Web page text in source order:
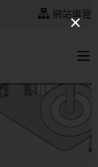
網站導覽